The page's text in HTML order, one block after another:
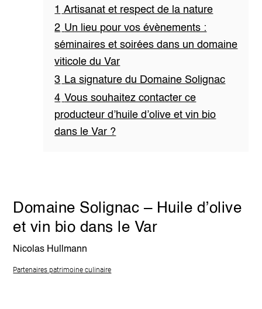
1
Artisanat et respect de la nature
2 Un lieu pour vos évènements :
séminaires et soirées dans un domaine
viticole du Var
3 La signature du Domaine Solignac
4 Vous souhaitez contacter ce
producteur d’huile d’olive et vin bio
dans le Var ?
Domaine Solignac – Huile d’olive
et vin bio dans le Var
Nicolas Hullmann
Partenaires patrimoine culinaire